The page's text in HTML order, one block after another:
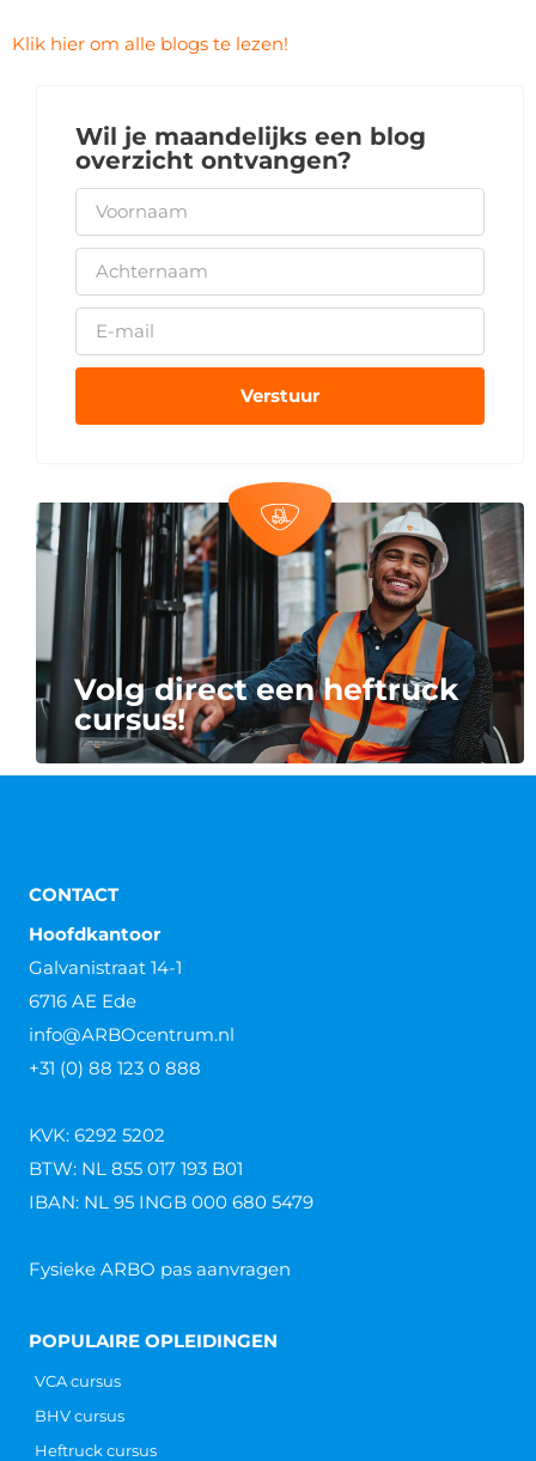
Klik hier om alle blogs te lezen!
Wil je maandelijks een blog
overzicht ontvangen?
Verstuur
Volg direct een heftruck
cursus!
CONTACT
Hoofdkantoor
Galvanistraat 14-1
6716 AE Ede
info@ARBOcentrum.nl
+31 (0) 88 123 0 888
KVK: 6292 5202
BTW: NL 855 017 193 B01
IBAN: NL 95 INGB 000 680 5479
Fysieke ARBO pas aanvragen
POPULAIRE OPLEIDINGEN
VCA cursus
BHV cursus
Heftruck cursus